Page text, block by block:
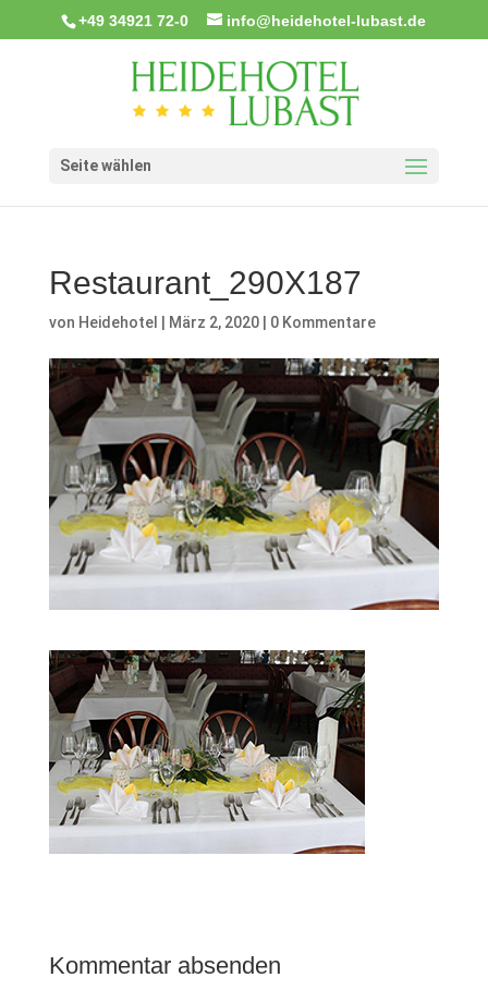
+49 34921 72-0 info@heidehotel-lubast.de
Seite wählen
Restaurant_290X187
von Heidehotel März 2, 2020| 0 Kommentare
Kommentar absenden